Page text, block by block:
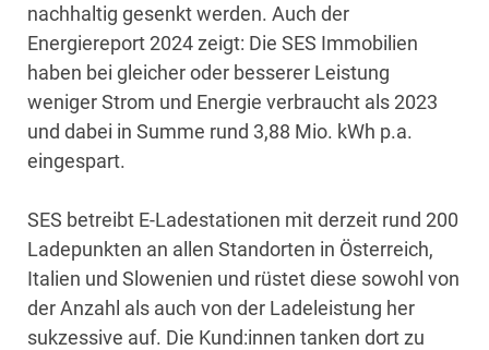
nachhaltig gesenkt werden. Auch der
Energiereport 2024 zeigt: Die SES Immobilien
haben bei gleicher oder besserer Leistung
weniger Strom und Energie verbraucht als 2023
und dabei in Summe rund 3,88 Mio. kWh p.a.
eingespart.
SES betreibt E-Ladestationen mit derzeit rund 200
Ladepunkten an allen Standorten in Österreich,
Italien und Slowenien und rüstet diese sowohl von
der Anzahl als auch von der Ladeleistung her
sukzessive auf. Die Kund:innen tanken dort zu